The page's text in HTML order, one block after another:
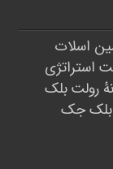
اسلات
استراتژی
رولتبلک
بلک جک